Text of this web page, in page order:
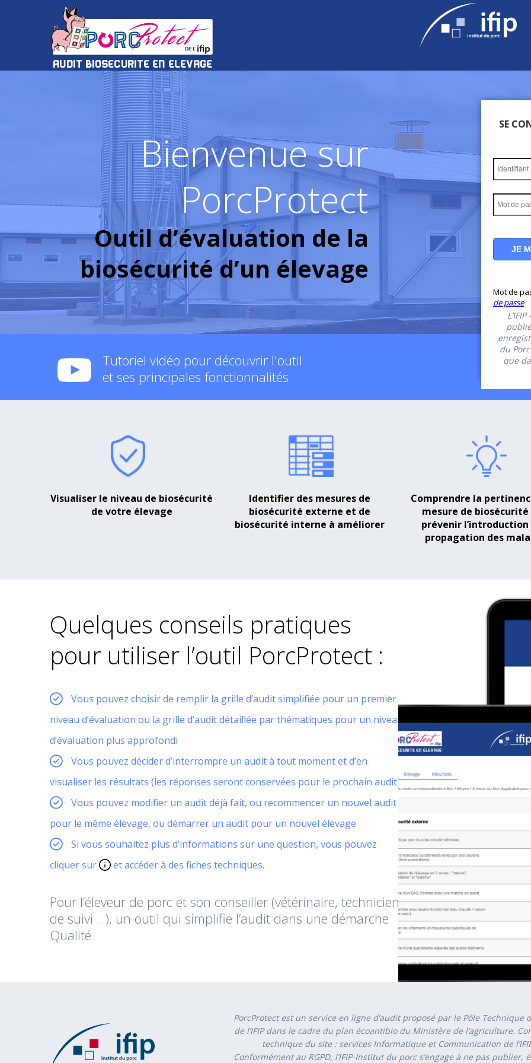
Bienvenue sur
PorcProtect
Outil d’évaluation de la
biosécurité d’un élevage
SE
Mot de
de passe
du
que
Tutoriel vidéo pour découvrir l'outil
et ses principales fonctionnalités
Visualiser le niveau de biosécurité
de votre élevage
Identifier des mesures de
biosécurité externe et de
biosécurité interne à améliorer
Comprendre la
mesure de biosécurité
prévenir
propagation des
Quelques conseils pratiques
pour utiliser l’outil PorcProtect :
Vous pouvez choisir de remplir la grille d’audit simplifiée pour un premier
niveau d’évaluation ou la grille d’audit détaillée par thématiques pour un niveau
d’évaluation plus approfondi
Vous pouvez décider d’interrompre un audit à tout moment et d’en
visualiser les résultats (les réponses seront conservées pour le prochain audit)
Vous pouvez modifier un audit déjà fait, ou recommencer un nouvel audit
pour le même élevage, ou démarrer un audit pour un nouvel élevage
Si vous souhaitez plus d’informations sur une question, vous pouvez
cliquer sur
et accéder à des fiches techniques.
Pour l’éleveur de porc et son conseiller (vétérinaire, technicien
de suivi ...), un outil qui simplifie l’audit dans une démarche
Qualité
PorcProtect est un service en ligne d’audit proposé par le Pôle Technique
de l’IFIP dans le cadre du plan écoantibio du Ministère de l’agriculture.
technique du site : services Informatique et Communication de
Conformément au RGPD, l’IFIP-Institut du porc s’engage à ne pas publier,